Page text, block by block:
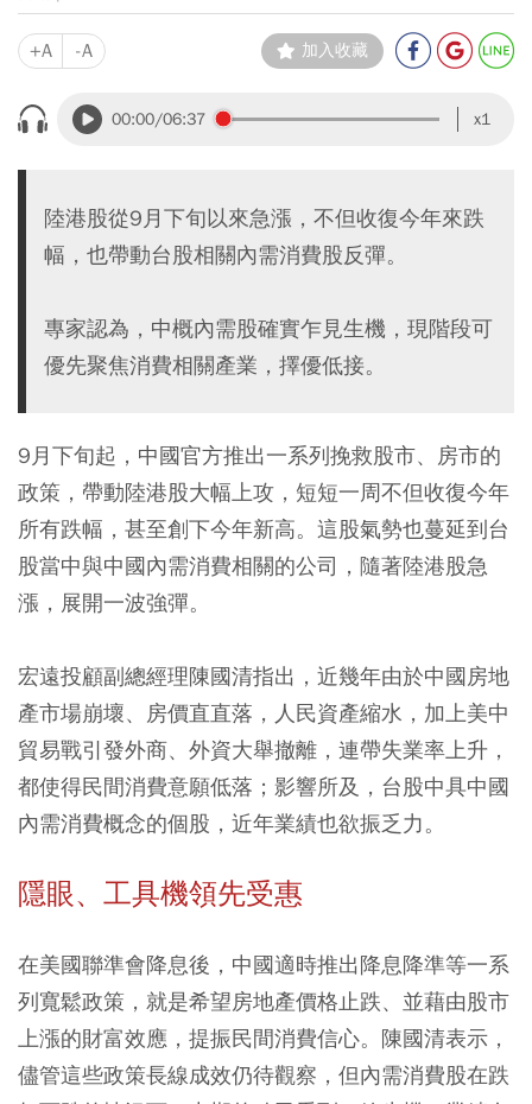
+A -A 加入收藏
00:00/06:37 x1
陸港股從9月下旬以來急漲，不但收復今年來跌
幅，也帶動台股相關內需消費股反彈。
專家認為，中概內需股確實乍見生機，現階段可
優先聚焦消費相關產業，擇優低接。
9月下旬起，中國官方推出一系列挽救股市、房市的
政策，帶動陸港股大幅上攻，短短一周不但收復今年
所有跌幅，甚至創下今年新高。這股氣勢也蔓延到台
股當中與中國內需消費相關的公司，隨著陸港股急
漲，展開一波強彈。
宏遠投顧副總經理陳國清指出，近幾年由於中國房地
產市場崩壞、房價直直落，人民資產縮水，加上美中
貿易戰引發外商、外資大舉撤離，連帶失業率上升，
都使得民間消費意願低落；影響所及，台股中具中國
內需消費概念的個股，近年業績也欲振乏力。
隱眼、工具機領先受惠
在美國聯準會降息後，中國適時推出降息降準等一系
列寬鬆政策，就是希望房地產價格止跌、並藉由股市
上漲的財富效應，提振民間消費信心。陳國清表示，
儘管這些政策長線成效仍待觀察，但內需消費股在跌